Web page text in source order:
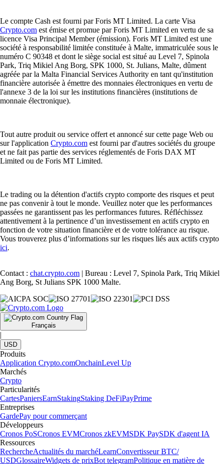
Le compte Cash est fourni par Foris MT Limited. La carte Visa
Crypto.com est émise et promue par Foris MT Limited en vertu de sa
licence Visa Principal Member (émission). Foris MT Limited est une
société à responsabilité limitée constituée à Malte, immatriculée sous le
numéro C 90348 et dont le siège social est situé au Level 7, Spinola
Park, Triq Mikiel Ang Borg, SPK 1000, St. Julians, Malte, dûment
agréée par la Malta Financial Services Authority en tant qu'institution
financière autorisée à émettre des monnaies électroniques en vertu de
l'annexe 3 de la loi sur les institutions financières (institutions de
monnaie électronique).
Tout autre produit ou service offert et annoncé sur cette page Web ou
sur l'application Crypto.com est fourni par d'autres sociétés du groupe
et ne fait pas partie des services réglementés de Foris DAX MT
Limited ou de Foris MT Limited.
Le trading ou la détention d'actifs crypto comporte des risques et peut
ne pas convenir à tout le monde. Veuillez noter que les performances
passées ne garantissent pas les performances futures. Réfléchissez
attentivement à la pertinence d’un investissement en actifs crypto en
fonction de votre situation financière et de votre tolérance au risque.
Vous trouverez plus d’informations sur les risques liés aux actifs crypto
ici.
Contact : chat.crypto.com | Bureau : Level 7, Spinola Park, Triq Mikiel
Ang Borg, St Julians SPK 1000 Malte.
Français
|
USD
Produits
Application Crypto.comOnchainLevel Up
Marchés
Crypto
Particularités
CartesPaniersEarnStakingStaking DeFiPayPrime
Entreprises
GardePay pour commerçant
Développeurs
Cronos PoSCronos EVMCronos zkEVMSDK PaySDK d'agent IA
Ressources
RechercheActualités du marchéLearnConvertisseur BTC/
USDGlossaireWidgets de prixBot telegramPolitique en matière de